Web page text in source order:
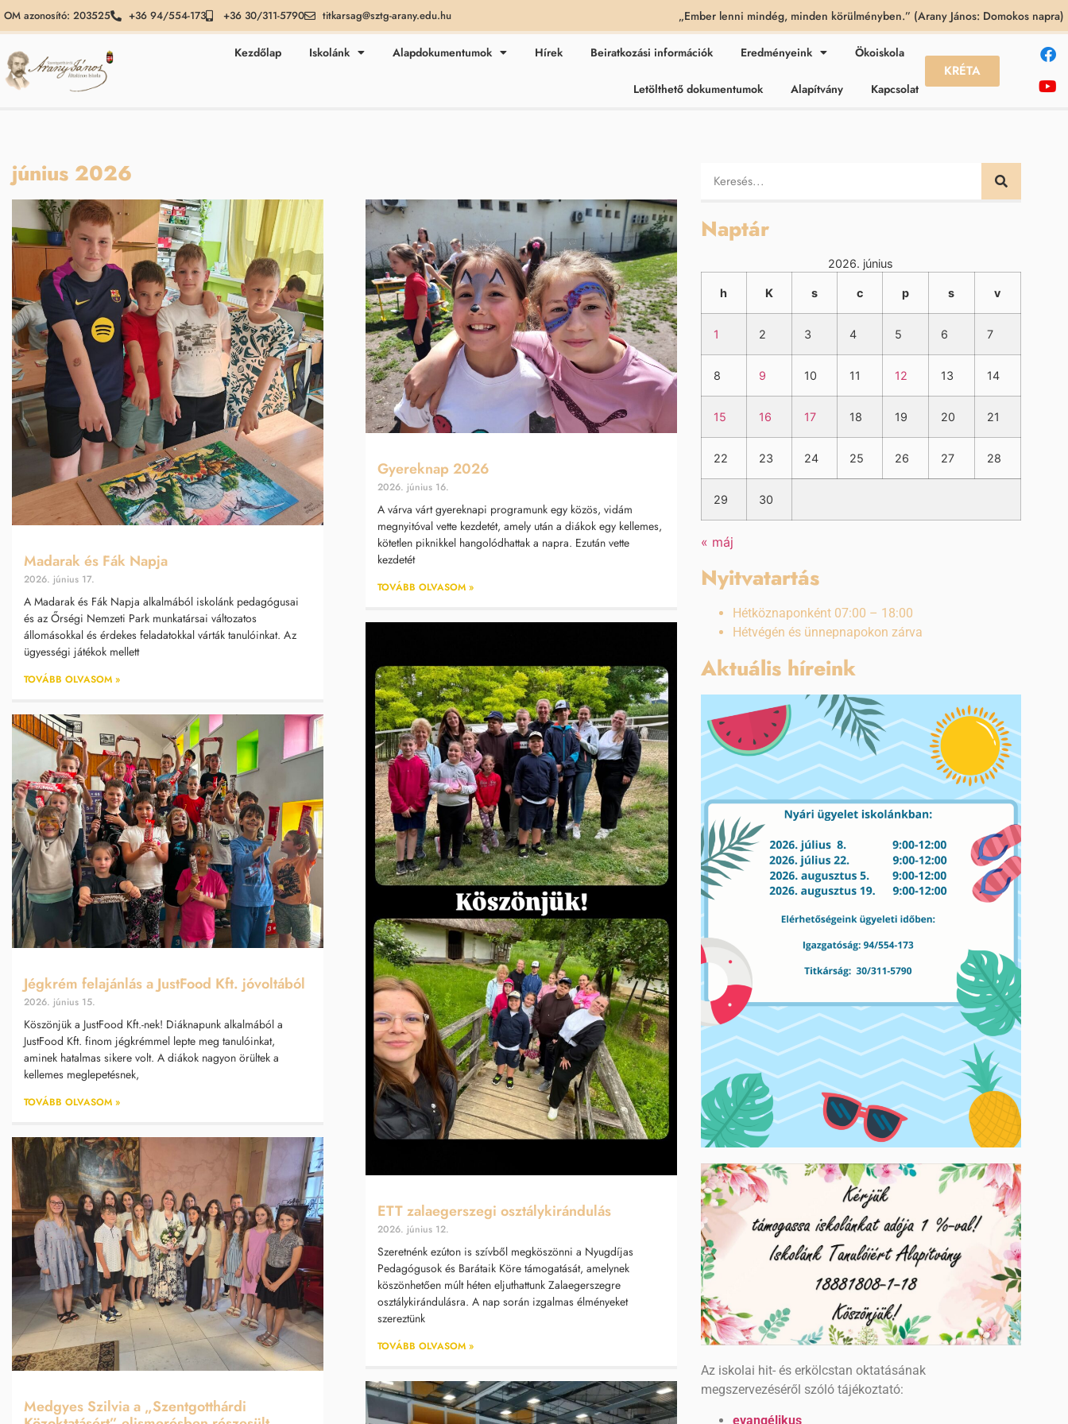
OM azonosító: 203525 +36 94/554-173 +36 30/311-5790 titkarsag@sztg-arany.edu.hu „Ember lenni mindég, minden körülményben.” (Arany János: Domokos napra)
Kezdőlap Iskolánk Alapdokumentumok Hírek Beiratkozási információk Eredményeink Ökoiskola
Letölthető dokumentumok Alapítvány Kapcsolat
KRÉTA
június 2026
Madarak és Fák Napja
2026. június 17.
A Madarak és Fák Napja alkalmából iskolánk pedagógusai
és az Őrségi Nemzeti Park munkatársai változatos
állomásokkal és érdekes feladatokkal várták tanulóinkat. Az
ügyességi játékok mellett
TOVÁBB OLVASOM »
Gyereknap 2026
2026. június 16.
A várva várt gyereknapi programunk egy közös, vidám
megnyitóval vette kezdetét, amely után a diákok egy kellemes,
kötetlen piknikkel hangolódhattak a napra. Ezután vette
kezdetét
TOVÁBB OLVASOM »
Jégkrém felajánlás a JustFood Kft. jóvoltából
2026. június 15.
Köszönjük a JustFood Kft.-nek! Diáknapunk alkalmából a
JustFood Kft. finom jégkrémmel lepte meg tanulóinkat,
aminek hatalmas sikere volt. A diákok nagyon örültek a
kellemes meglepetésnek,
TOVÁBB OLVASOM »
ETT zalaegerszegi osztálykirándulás
2026. június 12.
Szeretnénk ezúton is szívből megköszönni a Nyugdíjas
Pedagógusok és Barátaik Köre támogatását, amelynek
köszönhetően múlt héten eljuthattunk Zalaegerszegre
osztálykirándulásra. A nap során izgalmas élményeket
szereztünk
TOVÁBB OLVASOM »
Medgyes Szilvia a „Szentgotthárdi
Naptár
2026. június
h K s c p s v
1 2 3 4 5 6 7
8 9 10 11 12 13 14
15 16 17 18 19 20 21
22 23 24 25 26 27 28
29 30
« máj
Nyitvatartás
Hétköznaponként 07:00 – 18:00
Hétvégén és ünnepnapokon zárva
Aktuális híreink
Az iskolai hit- és erkölcstan oktatásának
megszervezéséről szóló tájékoztató:
evangélikus